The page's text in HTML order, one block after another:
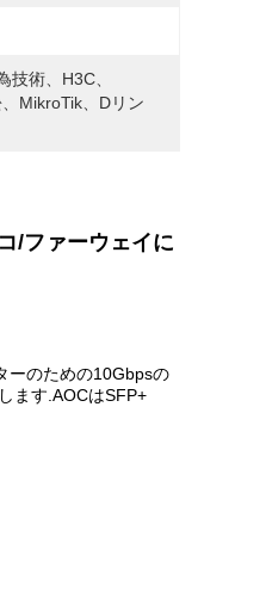
技術、H3C、
MikroTik、Dリン
/ファーウェイに
ーのための10Gbpsの
ます.AOCはSFP+